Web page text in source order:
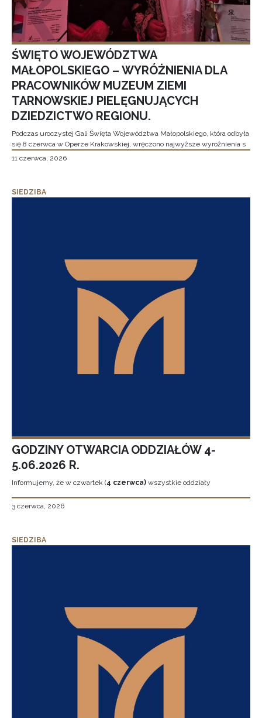
ŚWIĘTO WOJEWÓDZTWA
MAŁOPOLSKIEGO – WYRÓŻNIENIA DLA
PRACOWNIKÓW MUZEUM ZIEMI
TARNOWSKIEJ PIELĘGNUJĄCYCH
DZIEDZICTWO REGIONU.
Podczas uroczystej Gali Święta Województwa Małopolskiego, która odbyła
się 8 czerwca w Operze Krakowskiej, wręczono najwyższe wyróżnienia s
11 czerwca, 2026
SIEDZIBA
GODZINY OTWARCIA ODDZIAŁÓW 4-
5.06.2026 R.
Informujemy, że w czwartek (4 czerwca) wszystkie oddziały
3 czerwca, 2026
SIEDZIBA